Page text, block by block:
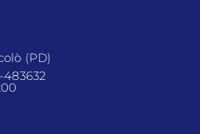
(PD)
483632